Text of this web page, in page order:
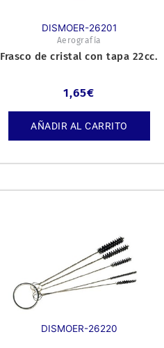
DISMOER-26201
Aerografía
Frasco de cristal con tapa 22cc.
1,65€
AÑADIR AL CARRITO
DISMOER-26220